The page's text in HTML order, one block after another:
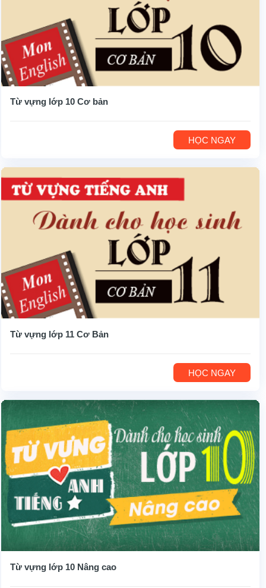
Từ vựng lớp 10 Cơ bản
HỌC NGAY
Từ vựng lớp 11 Cơ Bản
HỌC NGAY
Từ vựng lớp 10 Nâng cao